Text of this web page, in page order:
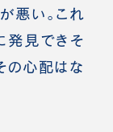
悪い。これ
発見できそ
の心配はな